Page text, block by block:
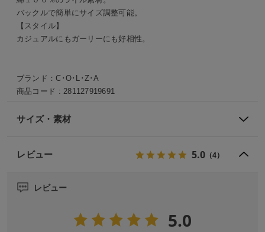
バックルで簡単にサイズ調整可能。
【スタイル】
カジュアルにもガーリーにも好相性。
ブランド：C･O･L･Z･A
商品コード :281127919691
サイズ・素材
レビュー 5.0 （4）
レビュー
5.0